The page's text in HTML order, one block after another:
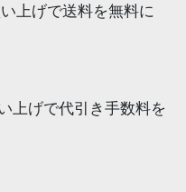
上げで送料を無料に
上げで代引き手数料を